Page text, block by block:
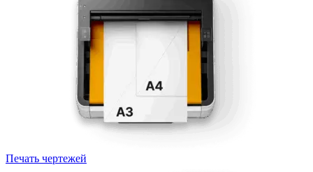
Печать чертежей